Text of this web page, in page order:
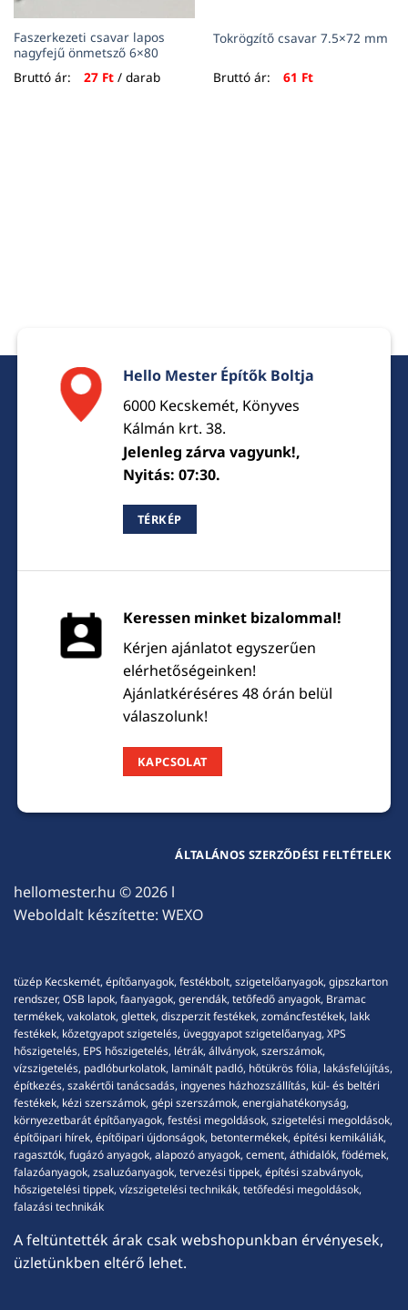
Faszerkezeti csavar lapos
nagyfejű önmetsző 6×80
Bruttó ár:
27 Ft/ darab
Tokrögzítő csavar 7.5×72 mm
Bruttó ár: 61 Ft
Hello Mester Építők Boltja
6000 Kecskemét, Könyves
Kálmán krt. 38.
Jelenleg zárva vagyunk!,
Nyitás: 07:30.
TÉRKÉP
Keressen minket bizalommal!
Kérjen ajánlatot egyszerűen
elérhetőségeinken!
Ajánlatkéréséres 48 órán belül
válaszolunk!
KAPCSOLAT
hellomester.hu © 2026 l
Weboldalt készítette: WEXO
ÁLTALÁNOS SZERZŐDÉSI FELTÉTELEK
tüzép Kecskemét, építőanyagok, festékbolt, szigetelőanyagok, gipszkarton
rendszer, OSB lapok, faanyagok, gerendák, tetőfedő anyagok, Bramac
termékek, vakolatok, glettek, diszperzit festékek, zománcfestékek, lakk
festékek, kőzetgyapot szigetelés, üveggyapot szigetelőanyag, XPS
hőszigetelés, EPS hőszigetelés, létrák, állványok, szerszámok,
vízszigetelés, padlóburkolatok, laminált padló, hőtükrös fólia, lakásfelújítás,
építkezés, szakértői tanácsadás, ingyenes házhozszállítás, kül- és beltéri
festékek, kézi szerszámok, gépi szerszámok, energiahatékonyság,
környezetbarát építőanyagok, festési megoldások, szigetelési megoldások,
építőipari hírek, építőipari újdonságok, betontermékek, építési kemikáliák,
ragasztók, fugázó anyagok, alapozó anyagok, cement, áthidalók, födémek,
falazóanyagok, zsaluzóanyagok, tervezési tippek, építési szabványok,
hőszigetelési tippek, vízszigetelési technikák, tetőfedési megoldások,
falazási technikák
A feltüntették árak csak webshopunkban érvényesek,
üzletünkben eltérő lehet.